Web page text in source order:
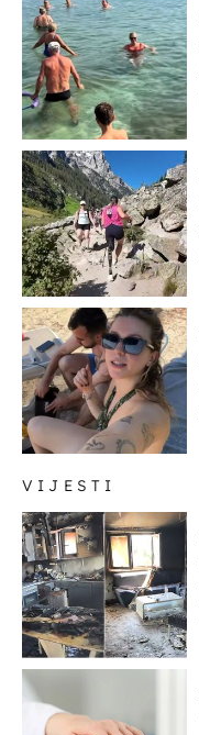
VIJESTI